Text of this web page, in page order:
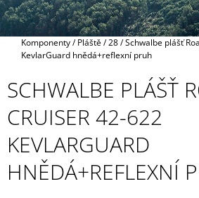
Domů
Komponenty/ Pláště/28/Schwalbe plášť
KevlarGuard hnědá+reflexní pruh
SCHWALBE PLÁŠŤ
CRUISER 42-622
KEVLARGUARD
HNĚDÁ+REFLEXNÍ
A
J
?